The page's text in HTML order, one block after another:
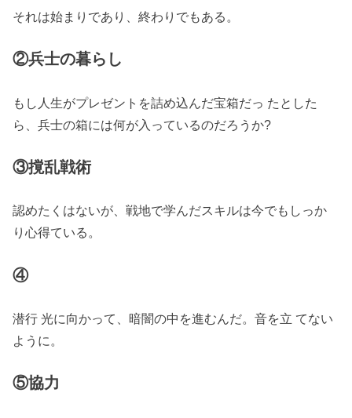
それは始まりであり、終わりでもある。
②兵士の暮らし
もし人生がプレゼントを詰め込んだ宝箱だっ たとした
ら、兵士の箱には何が入っているのだろうか?
③撹乱戦術
認めたくはないが、戦地で学んだスキルは今でもしっか
り心得ている。
④
潜行 光に向かって、暗闇の中を進むんだ。音を立 てない
ように。
⑤協力